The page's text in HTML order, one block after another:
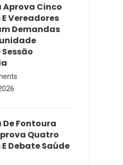
Cinco
Vereadores
Demandas
Fontoura
Quatro
Debate Saúde